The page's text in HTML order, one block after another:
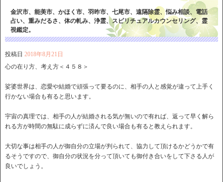
金沢市、能美市、かほく市、羽昨市、七尾市、遠隔除霊、悩み相談、電話
占い、重みだるさ、体の軋み、浄霊、スピリチュアルカウンセリング、霊
視鑑定。
投稿日 2018年8月21日
心の在り方、考え方＜４５８＞
娑婆世界は、恋愛や結婚で頑張って要るのに、相手の人と感覚が違って上手く
行かない場合も有ると思います。
宇宙の真理では、相手の人が結婚される気が無いので有れば、返って早く解ら
れる方が時間の無駄に成らずに済んで良い場合も有ると教えられます。
大切な事は相手の人が御自分の立場が判られて、協力して頂けるかどうかで有
るそうですので、御自分の状況を分って頂いても御付き合いをして下さる人が
良いでしょう。